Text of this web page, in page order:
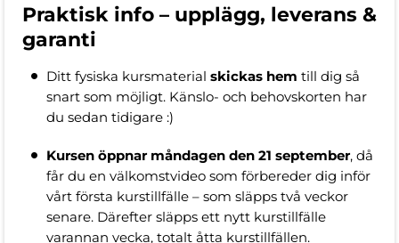
Praktisk info – upplägg, leverans &
garanti
Ditt fysiska kursmaterial skickas hem till dig så
snart som möjligt. Känslo- och behovskorten har
du sedan tidigare :)
Kursen öppnar måndagen den 21 september, då
får du en välkomstvideo som förbereder dig inför
vårt första kurstillfälle – som släpps två veckor
senare. Därefter släpps ett nytt kurstillfälle
varannan vecka, totalt åtta kurstillfällen.